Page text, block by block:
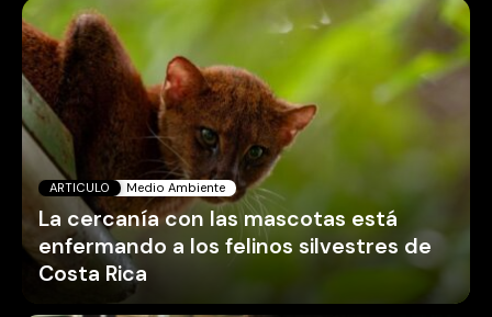
ARTICULO Medio Ambiente
La cercanía con las mascotas está
enfermando a los felinos silvestres de
Costa Rica